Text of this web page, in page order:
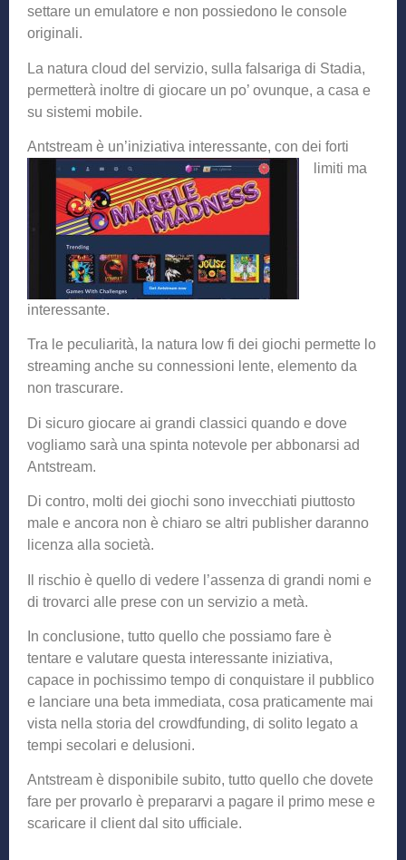
settare un emulatore e non possiedono le console
originali.
La natura cloud del servizio, sulla falsariga di Stadia,
permetterà inoltre di giocare un po’ ovunque, a casa e
su sistemi mobile.
Antstream è un’iniziativa interessante, con dei forti
limiti ma
interessante.
Tra le peculiarità, la natura low fi dei giochi permette lo
streaming anche su connessioni lente, elemento da
non trascurare.
Di sicuro giocare ai grandi classici quando e dove
vogliamo sarà una spinta notevole per abbonarsi ad
Antstream.
Di contro, molti dei giochi sono invecchiati piuttosto
male e ancora non è chiaro se altri publisher daranno
licenza alla società.
Il rischio è quello di vedere l’assenza di grandi nomi e
di trovarci alle prese con un servizio a metà.
In conclusione, tutto quello che possiamo fare è
tentare e valutare questa interessante iniziativa,
capace in pochissimo tempo di conquistare il pubblico
e lanciare una beta immediata, cosa praticamente mai
vista nella storia del crowdfunding, di solito legato a
tempi secolari e delusioni.
Antstream è disponibile subito, tutto quello che dovete
fare per provarlo è prepararvi a pagare il primo mese e
scaricare il client dal sito ufficiale.